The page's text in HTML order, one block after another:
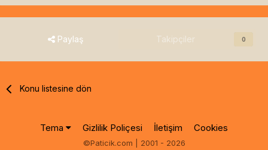
Paylaş Takipçiler 0
Konu listesine dön
Tema Gizlilik Poliçesi İletişim Cookies
©Paticik.com | 2001 - 2026